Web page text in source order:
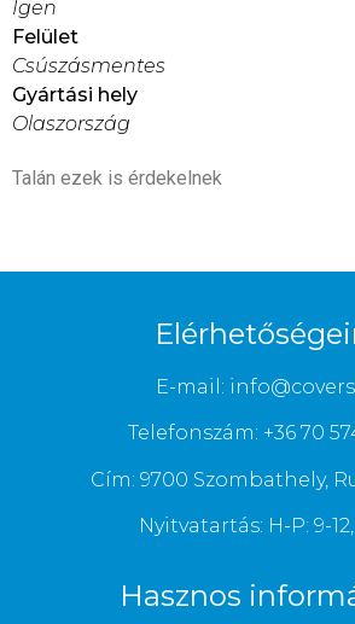
Igen
Felület
Csúszásmentes
Gyártási hely
Olaszország
Talán ezek is érdekelnek
E-mail:
Telefonszám: +36 70
Cím: 9700 Szombathely,
Nyitvatartás: H-P: 9-12,
Hasznos